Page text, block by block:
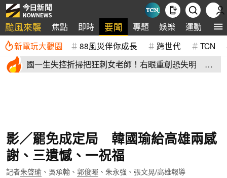
颱風來襲 焦點 即時 要聞 專題 娛樂 運動 全
新電玩大觀園 88風災伴你成長 跨世代 TCN
國一生失控折掃把狂刺女老師！右眼重創恐失明 全
影／罷免成定局 韓國瑜給高雄兩感
謝、三遺憾、一祝福
記者朱啓瑜 、吳承翰、 郭俊暉 、朱永強、張文晃/高雄報導